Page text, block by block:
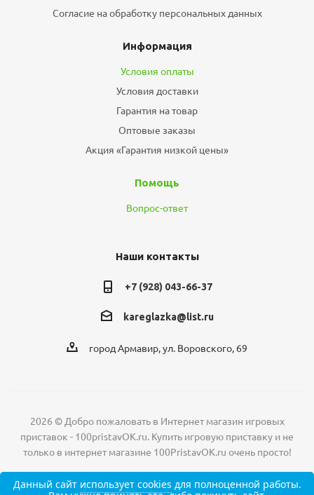
Согласие на обработку персональных данных
Информация
Условия оплаты
Условия доставки
Гарантия на товар
Оптовые заказы
Акция «Гарантия низкой цены»
Помощь
Вопрос-ответ
Наши контакты
+7 (928) 043-66-37
kareglazka@list.ru
город Армавир, ул. Воровского, 69
2026 © Добро пожаловать в Интернет магазин игровых
приставок - 100pristavOK.ru. Купить игровую приставку и не
только в интернет магазине 100PristavOK.ru очень просто!
Данный сайт использует cookies для полноценной работы.